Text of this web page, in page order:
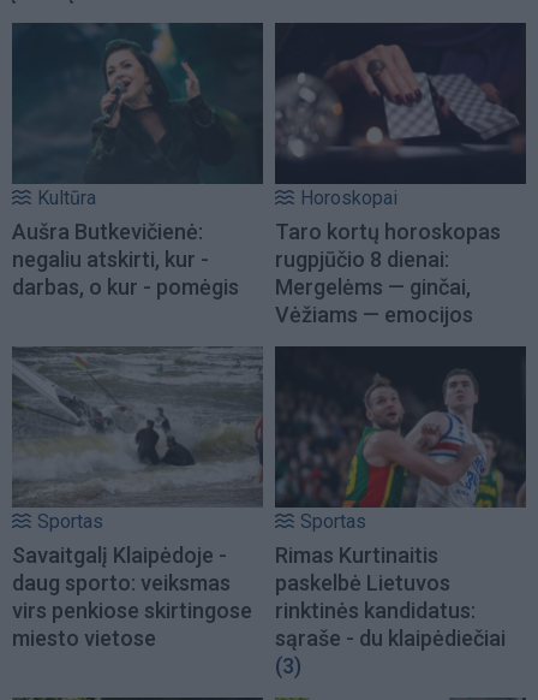
Kultūra
Aušra Butkevičienė:
negaliu atskirti, kur -
darbas, o kur - pomėgis
Horoskopai
Taro kortų horoskopas
rugpjūčio 8 dienai:
Mergelėms — ginčai,
Vėžiams — emocijos
Sportas
Savaitgalį Klaipėdoje -
daug sporto: veiksmas
virs penkiose skirtingose
miesto vietose
Sportas
Rimas Kurtinaitis
paskelbė Lietuvos
rinktinės kandidatus:
sąraše - du klaipėdiečiai
(3)